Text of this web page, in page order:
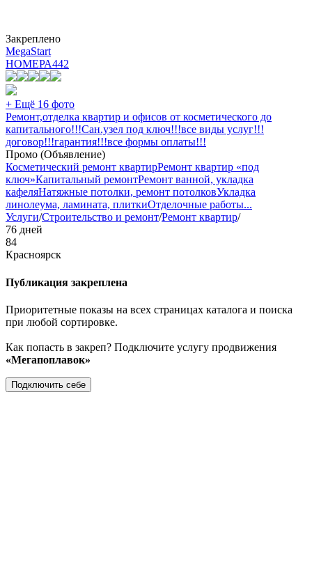
Закреплено
MegaStart
НОМЕРА442
+ Ещё 16 фото
Ремонт,отделка квартир и офисов от косметического до
капитального!!!Сан.узел под ключ!!!все виды услуг!!!
договор!!!гарантия!!!все формы оплаты!!!
Промо (Объявление)
Косметический ремонт квартирРемонт квартир «под
ключ»Капитальный ремонтРемонт ванной, укладка
кафеляНатяжные потолки, ремонт потолковУкладка
линолеума, ламината, плиткиОтделочные работы...
Услуги/Строительство и ремонт/Ремонт квартир/
76 дней
84
Красноярск
Публикация закреплена
Приоритетные показы на всех страницах каталога и поиска
при любой сортировке.
Как попасть в закреп? Подключите услугу продвижения
«Мегапоплавок»
Подключить себе